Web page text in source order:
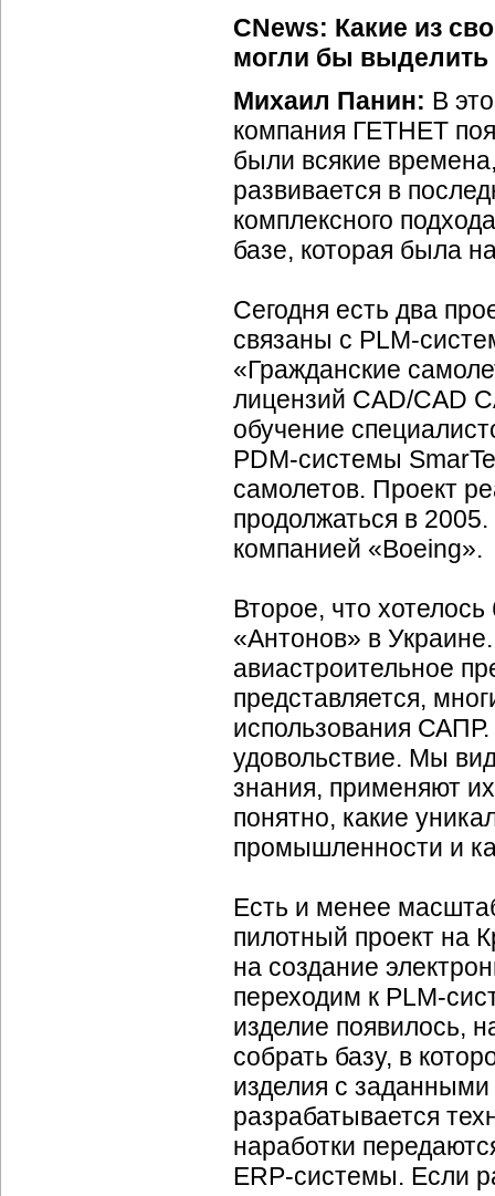
CNews: Какие из
могли бы выделить
Михаил Панин: В
компания ГЕТНЕТ
были всякие
развивается в
комплексного
базе, которая была
Сегодня есть два
связаны с PLM-
«Гражданские
лицензий СAD/CAD
обучение
PDM-cистемы
самолетов. Проект
продолжаться в
компанией «Boeing».
Второе, что
«Антонов» в
авиастроительное
представляется,
использования
удовольствие. Мы
знания, применяют
понятно, какие
промышленности и
Есть и менее
пилотный проект на
на создание
переходим к PLM-
изделие появилось,
собрать базу, в
изделия с
разрабатывается
наработки
ERP-системы. Если